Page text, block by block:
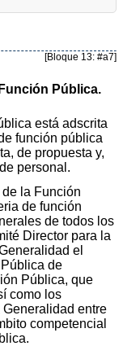
[Bloque 13: #a7]
Pública.
está adscrita
función pública
de propuesta y,
personal.
la Función
de función
de todos los
Director para la
el
de
Pública, que
como los
entre
competencial